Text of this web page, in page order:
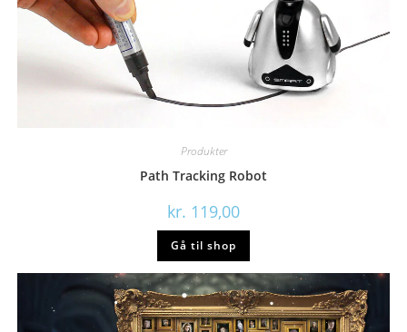
Produkter
Path Tracking Robot
kr. 119,00
Gå til shop